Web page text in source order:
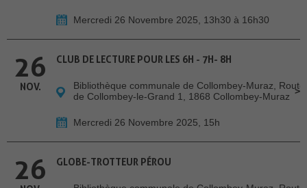
Mercredi 26 Novembre 2025, 13h30 à 16h30
26
NOV.
CLUB DE LECTURE POUR LES 6H - 7H- 8H
Bibliothèque communale de Collombey-Muraz, Route
de Collombey-le-Grand 1, 1868 Collombey-Muraz
Mercredi 26 Novembre 2025, 15h
26 GLOBE-TROTTEUR PÉROU